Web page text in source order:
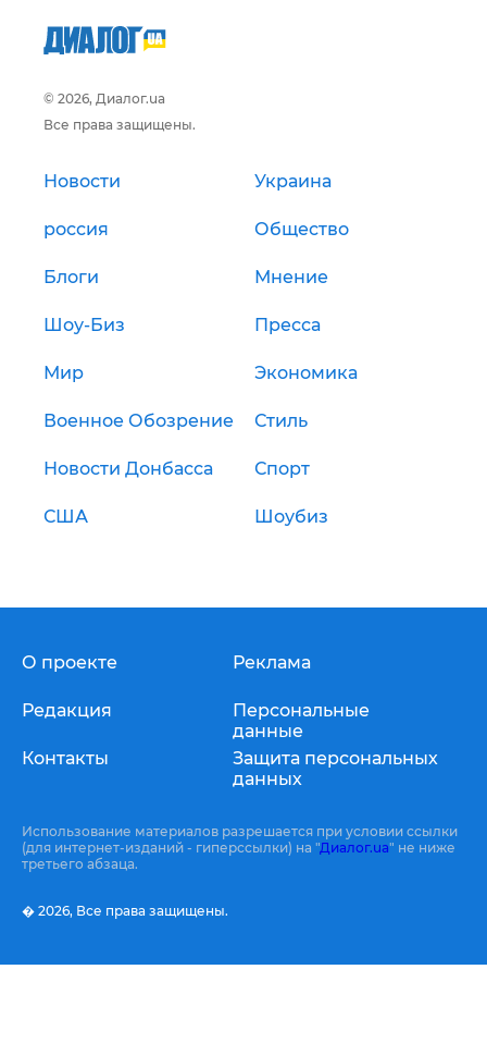
© 2026, Диалог.ua
Все права защищены.
Новости Украина
россия Общество
Блоги Мнение
Шоу-Биз Пресса
Мир Экономика
Военное Обозрение Стиль
Новости Донбасса Спорт
США Шоубиз
О проекте
Редакция
Контакты
Реклама
Персональные
данные
Защита персональных
данных
Использование материалов разрешается при условии ссылки
(для интернет-изданий - гиперссылки) на "Диалог.ua" не ниже
третьего абзаца.
� 2026, Все права защищены.